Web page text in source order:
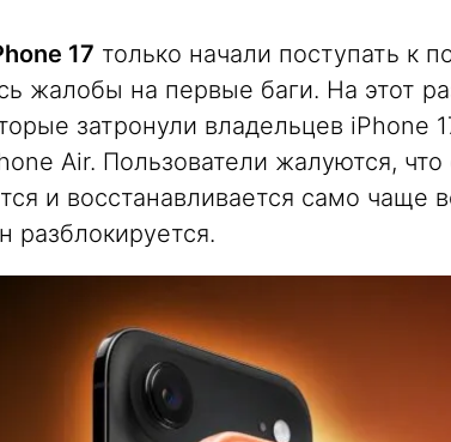
17 только начали поступать к
жалобы на первые баги. На этот
затронули владельцев iPhone
Air. Пользователи жалуются,
и восстанавливается само чаще
разблокируется.